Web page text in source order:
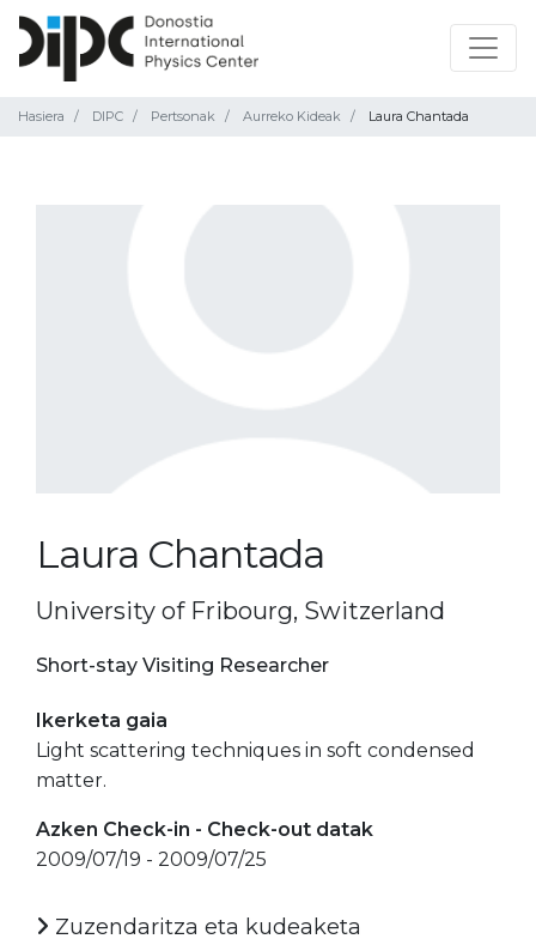
Hasiera DIPC Pertsonak Aurreko Kideak Laura Chantada
Laura Chantada
University of Fribourg, Switzerland
Short-stay Visiting Researcher
Ikerketa gaia
Light scattering techniques in soft condensed
matter.
Azken Check-in - Check-out datak
2009/07/19 - 2009/07/25
Zuzendaritza eta kudeaketa